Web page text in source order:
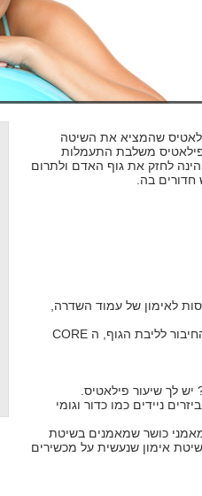
שהמציא את השיטה
משלבת התעמלות
לחזק את גוף האדם ולתרום
בה.
לאימון של עמוד השדרה,
הוא החיבור לליבת הגוף, ה CORE
לך שיעור פילאטיס.
ניידים כמו כדור וגומי
כושר שמאמנים בשיטת
אימון שנעשית על מכשירים